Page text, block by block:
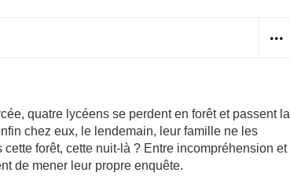
quatre lycéens se perdent en forêt et passent la
chez eux, le lendemain, leur famille ne les
forêt, cette nuit-là ? Entre incompréhension et
de mener leur propre enquête.